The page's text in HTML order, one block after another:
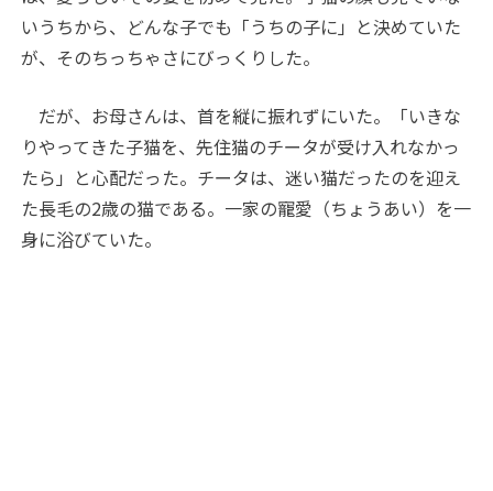
いうちから、どんな子でも「うちの子に」と決めていた
が、そのちっちゃさにびっくりした。
だが、お母さんは、首を縦に振れずにいた。「いきな
りやってきた子猫を、先住猫のチータが受け入れなかっ
たら」と心配だった。チータは、迷い猫だったのを迎え
た長毛の2歳の猫である。一家の寵愛（ちょうあい）を一
身に浴びていた。